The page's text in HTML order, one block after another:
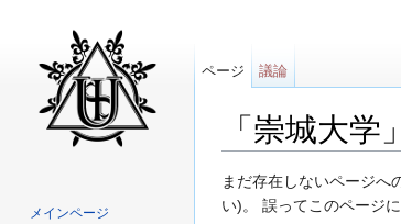
「崇城大学
まだ存在しないページへ
い)。 誤ってこのページ
ページ 議論
メインページ